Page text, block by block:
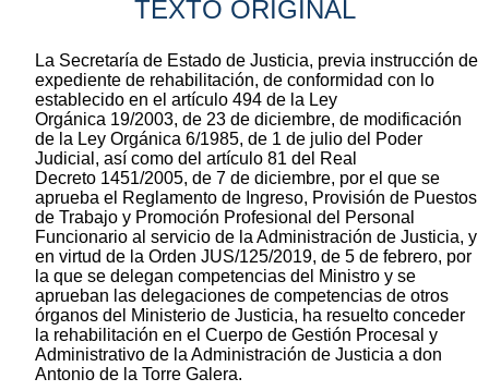
TEXTO ORIGINAL
La Secretaría de Estado de Justicia, previa instrucción de
expediente de rehabilitación, de conformidad con lo
establecido en el artículo 494 de la Ley
Orgánica 19/2003, de 23 de diciembre, de modificación
de la Ley Orgánica 6/1985, de 1 de julio del Poder
Judicial, así como del artículo 81 del Real
Decreto 1451/2005, de 7 de diciembre, por el que se
aprueba el Reglamento de Ingreso, Provisión de Puestos
de Trabajo y Promoción Profesional del Personal
Funcionario al servicio de la Administración de Justicia, y
en virtud de la Orden JUS/125/2019, de 5 de febrero, por
la que se delegan competencias del Ministro y se
aprueban las delegaciones de competencias de otros
órganos del Ministerio de Justicia, ha resuelto conceder
la rehabilitación en el Cuerpo de Gestión Procesal y
Administrativo de la Administración de Justicia a don
Antonio de la Torre Galera.